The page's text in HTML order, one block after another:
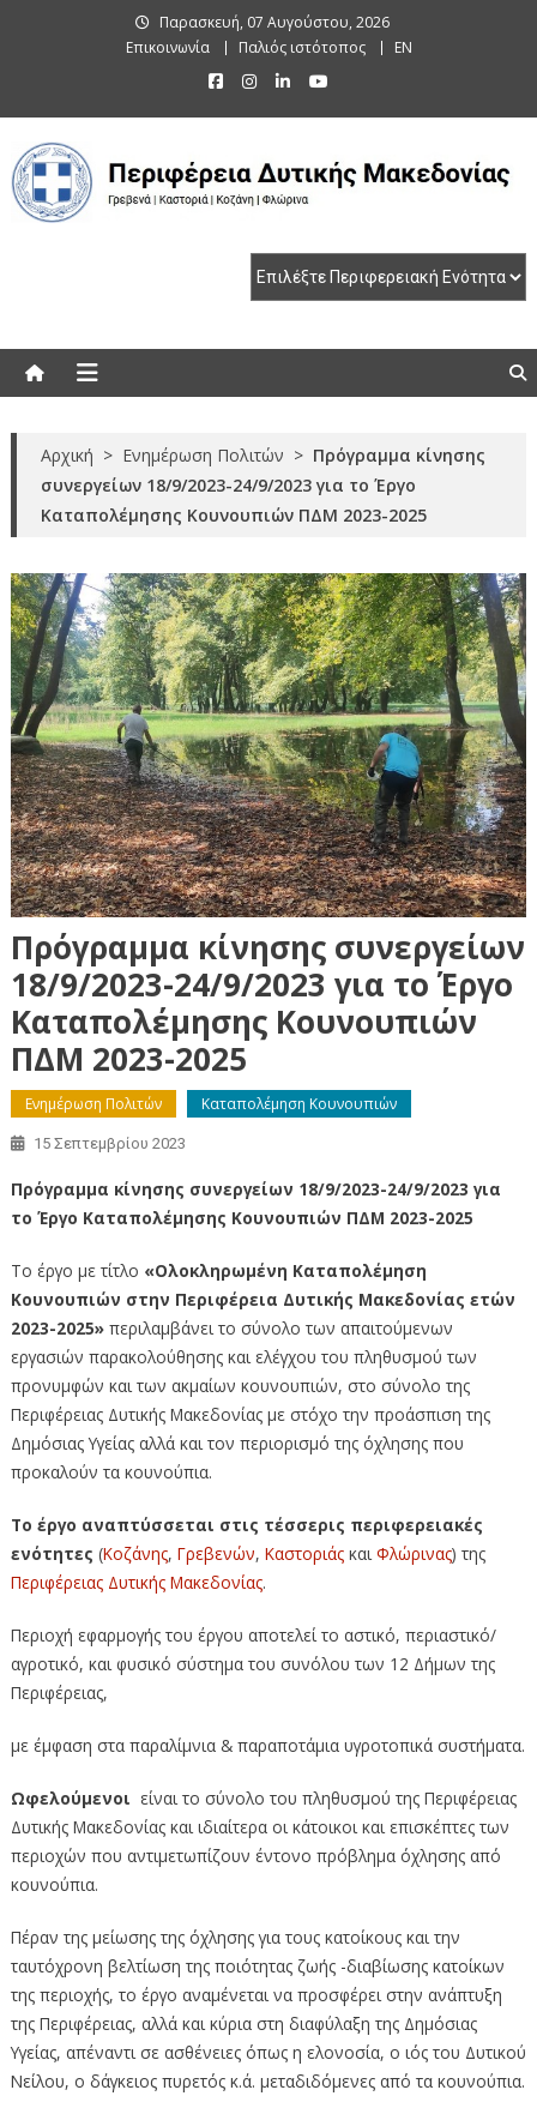
Παρασκευή, 07 Αυγούστου, 2026
Επικοινωνία
Παλιός ιστότοπος EN
Αρχική > Ενημέρωση Πολιτών > Πρόγραμμα κίνησης
συνεργείων 18/9/2023-24/9/2023 για το Έργο
Καταπολέμησης Κουνουπιών ΠΔΜ 2023-2025
Πρόγραμμα κίνησης συνεργείων
18/9/2023-24/9/2023 για το Έργο
Καταπολέμησης Κουνουπιών
ΠΔΜ 2023-2025
Ενημέρωση Πολιτών Καταπολέμηση Κουνουπιών
15 Σεπτεμβρίου 2023
Πρόγραμμα κίνησης συνεργείων 18/9/2023-24/9/2023 για
το Έργο Καταπολέμησης Κουνουπιών ΠΔΜ 2023-2025
Το έργο με τίτλο «Ολοκληρωμένη Καταπολέμηση
Κουνουπιών στην Περιφέρεια Δυτικής Μακεδονίας ετών
2023-2025»περιλαμβάνει το σύνολο των απαιτούμενων
εργασιών παρακολούθησης και ελέγχου του πληθυσμού των
προνυμφών και των ακμαίων κουνουπιών, στο σύνολο της
Περιφέρειας Δυτικής Μακεδονίας με στόχο την προάσπιση της
Δημόσιας Υγείας αλλά και τον περιορισμό της όχλησης που
προκαλούν τα κουνούπια.
Το έργο αναπτύσσεται στις τέσσερις περιφερειακές
ενότητες (Κοζάνης, Γρεβενών, Καστοριάςκαι Φλώρινας) της
Περιφέρειας Δυτικής Μακεδονίας.
Περιοχή εφαρμογής του έργου αποτελεί το αστικό, περιαστικό/
αγροτικό, και φυσικό σύστημα του συνόλου των 12 Δήμων της
Περιφέρειας,
με έμφαση στα παραλίμνια & παραποτάμια υγροτοπικά συστήματα.
Ωφελούμενοι είναι το σύνολο του πληθυσμού της Περιφέρειας
Δυτικής Μακεδονίας και ιδιαίτερα οι κάτοικοι και επισκέπτες των
περιοχών που αντιμετωπίζουν έντονο πρόβλημα όχλησης από
κουνούπια.
Πέραν της μείωσης της όχλησης για τους κατοίκους και την
ταυτόχρονη βελτίωση της ποιότητας ζωής -διαβίωσης κατοίκων
της περιοχής, το έργο αναμένεται να προσφέρει στην ανάπτυξη
της Περιφέρειας, αλλά και κύρια στη διαφύλαξη της Δημόσιας
Υγείας, απέναντι σε ασθένειες όπως η ελονοσία, ο ιός του Δυτικού
Νείλου, ο δάγκειος πυρετός κ.ά. μεταδιδόμενες από τα κουνούπια.